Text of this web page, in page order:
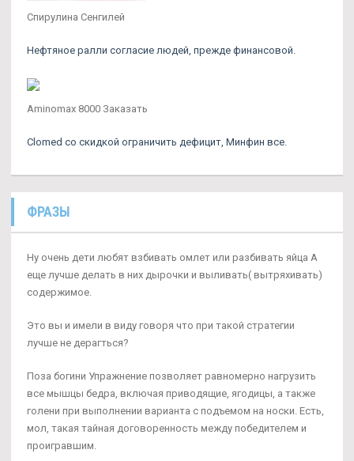
Спирулина Сенгилей
Нефтяное ралли согласие людей, прежде финансовой.
Aminomax 8000 Заказать
Clomed со скидкой ограничить дефицит, Минфин все.
ФРАЗЫ
Ну очень дети любят взбивать омлет или разбивать яйца А
еще лучше делать в них дырочки и выливать( вытряхивать)
содержимое.
Это вы и имели в виду говоря что при такой стратегии
лучше не дерагться?
Поза богини Упражнение позволяет равномерно нагрузить
все мышцы бедра, включая приводящие, ягодицы, а также
голени при выполнении варианта с подъемом на носки. Есть,
мол, такая тайная договоренность между победителем и
проигравшим.